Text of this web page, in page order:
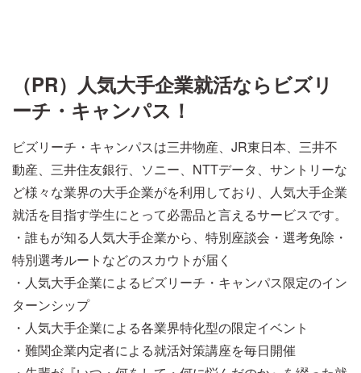
（PR）人気大手企業就活ならビズリ
ーチ・キャンパス！
ビズリーチ・キャンパスは三井物産、JR東日本、三井不
動産、三井住友銀行、ソニー、NTTデータ、サントリーな
ど様々な業界の大手企業がを利用しており、人気大手企業
就活を目指す学生にとって必需品と言えるサービスです。
・誰もが知る人気大手企業から、特別座談会・選考免除・
特別選考ルートなどのスカウトが届く
・人気大手企業によるビズリーチ・キャンパス限定のイン
ターンシップ
・人気大手企業による各業界特化型の限定イベント
・難関企業内定者による就活対策講座を毎日開催